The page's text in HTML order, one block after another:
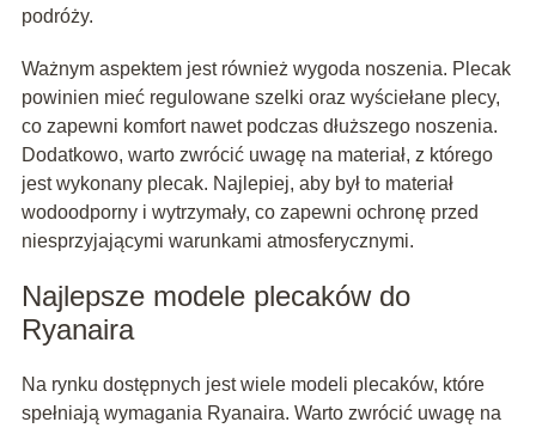
podróży.
Ważnym aspektem jest również wygoda noszenia. Plecak
powinien mieć regulowane szelki oraz wyściełane plecy,
co zapewni komfort nawet podczas dłuższego noszenia.
Dodatkowo, warto zwrócić uwagę na materiał, z którego
jest wykonany plecak. Najlepiej, aby był to materiał
wodoodporny i wytrzymały, co zapewni ochronę przed
niesprzyjającymi warunkami atmosferycznymi.
Najlepsze modele plecaków do
Ryanaira
Na rynku dostępnych jest wiele modeli plecaków, które
spełniają wymagania Ryanaira. Warto zwrócić uwagę na